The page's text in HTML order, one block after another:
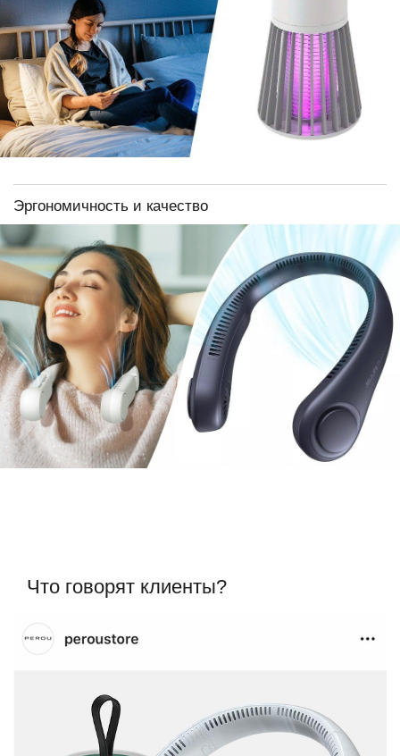
Эргономичность и качество
Что говорят клиенты?